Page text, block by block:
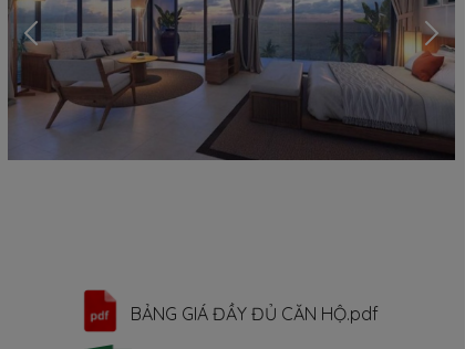
BẢNG GIÁ ĐẦY ĐỦ CĂN HỘ.pdf